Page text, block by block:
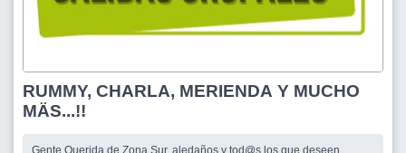
RUMMY, CHARLA, MERIENDA Y MUCHO
MÄS...!!
Gente Querida de Zona Sur, aledaños y tod@s los que deseen